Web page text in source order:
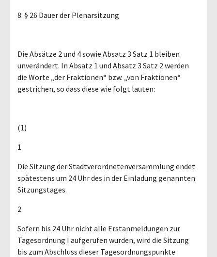
8. § 26 Dauer der Plenarsitzung
Die Absätze 2 und 4 sowie Absatz 3 Satz 1 bleiben
unverändert. In Absatz 1 und Absatz 3 Satz 2 werden
die Worte „der Fraktionen“ bzw. „von Fraktionen“
gestrichen, so dass diese wie folgt lauten:
(1)
1
Die Sitzung der Stadtverordnetenversammlung endet
spätestens um 24 Uhr des in der Einladung genannten
Sitzungstages.
2
Sofern bis 24 Uhr nicht alle Erstanmeldungen zur
Tagesordnung I aufgerufen wurden, wird die Sitzung
bis zum Abschluss dieser Tagesordnungspunkte